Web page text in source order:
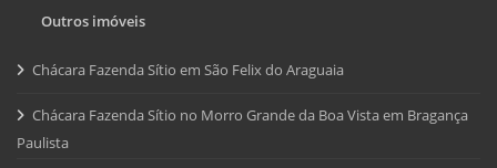
Outros imóveis
Chácara Fazenda Sítio em São Felix do Araguaia
Chácara Fazenda Sítio no Morro Grande da Boa Vista em Bragança
Paulista